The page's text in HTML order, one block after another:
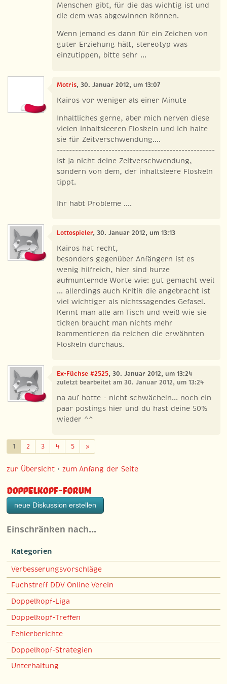
Menschen gibt, für die das wichtig ist und
die dem was abgewinnen können.
Wenn jemand es dann für ein Zeichen von
guter Erziehung hält, stereotyp was
einzutippen, bitte sehr ...
Motris, 30. Januar 2012, um 13:07
Kairos vor weniger als einer Minute
Inhaltliches gerne, aber mich nerven diese
vielen inhaltsleeren Floskeln und ich halte
sie für Zeitverschwendung....
----------------------------------------------------
Ist ja nicht deine Zeitverschwendung,
sondern von dem, der inhaltsleere Floskeln
tippt.
Ihr habt Probleme ....
Lottospieler, 30. Januar 2012, um 13:13
Kairos hat recht,
besonders gegenüber Anfängern ist es
wenig hilfreich, hier sind kurze
aufmunternde Worte wie: gut gemacht weil
... allerdings auch Kritik die angebracht ist
viel wichtiger als nichtssagendes Gefasel.
Kennt man alle am Tisch und weiß wie sie
ticken braucht man nichts mehr
kommentieren da reichen die erwähnten
Floskeln durchaus.
Ex-Füchse #2525, 30. Januar 2012, um 13:24
zuletzt bearbeitet am 30. Januar 2012, um 13:24
na auf hotte - nicht schwächeln... noch ein
paar postings hier und du hast deine 50%
wieder ^^
1 2 3 4 5 »Weiter
zur Übersicht •zum Anfang der Seite
Doppelkopf-Forum
neue Diskussion erstellen
Einschränken nach…
Kategorien
Verbesserungsvorschläge
Fuchstreff DDV Online Verein
Doppelkopf-Liga
Doppelkopf-Treffen
Fehlerberichte
Doppelkopf-Strategien
Unterhaltung